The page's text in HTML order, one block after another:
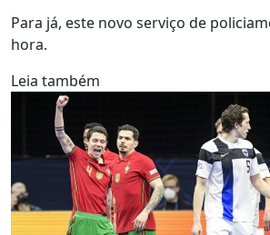
Para já, este novo serviço de
hora.
Leia também